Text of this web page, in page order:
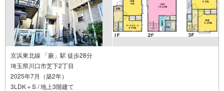
京浜東北線 「蕨」駅 徒歩28分
埼玉県川口市芝下2丁目
2025年7月（築2年）
3LDK＋S / 地上3階建て